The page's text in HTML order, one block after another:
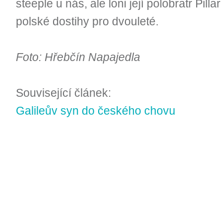
steeple u nás, ale loni její polobratr
polské dostihy pro dvouleté.
Foto: Hřebčín Napajedla
Související článek:
Galileův syn do českého chovu